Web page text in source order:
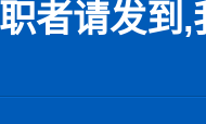
者请发到